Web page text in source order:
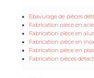
Ebavurage de pièces
Fabrication pièce en
Fabrication pièce en
Fabrication pièce en
Fabrication pièce en
Fabrication pièces